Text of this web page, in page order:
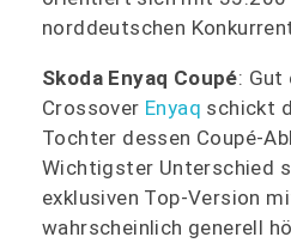
norddeutschen
Skoda Enyaq Coupé: Gut
Crossover Enyaq schickt
Tochter dessen Coupé-
Wichtigster Unterschied
exklusiven Top-Version
wahrscheinlich generell